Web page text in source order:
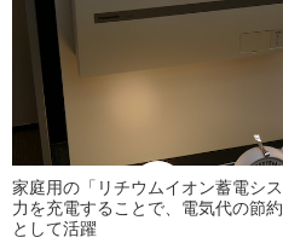
家庭用の「リチウムイオン蓄電シ
力を充電することで、電気代の節
として活躍